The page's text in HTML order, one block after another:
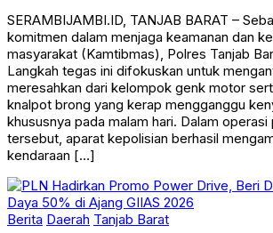
SERAMBIJAMBI.ID, TANJAB BARAT –
komitmen dalam menjaga keamanan dan
masyarakat (Kamtibmas), Polres Tanjab
Langkah tegas ini difokuskan untuk
meresahkan dari kelompok genk motor
knalpot brong yang kerap mengganggu
khususnya pada malam hari. Dalam operasi
tersebut, aparat kepolisian berhasil
kendaraan […]
Berita Daerah Tanjab Barat